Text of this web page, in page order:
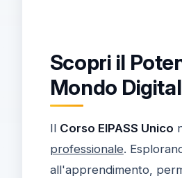
Scopri il
Mondo
Il Corso EIPASS Unico
professionale.
all'apprendimento,